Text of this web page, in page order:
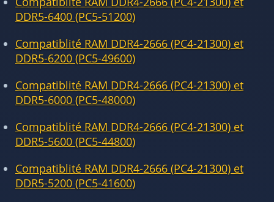
DDR5-6400 (PC5-51200)
Compatiblité RAM DDR4-2666 (PC4-21300) et
DDR5-6200 (PC5-49600)
Compatiblité RAM DDR4-2666 (PC4-21300) et
DDR5-6000 (PC5-48000)
Compatiblité RAM DDR4-2666 (PC4-21300) et
DDR5-5600 (PC5-44800)
Compatiblité RAM DDR4-2666 (PC4-21300) et
DDR5-5200 (PC5-41600)